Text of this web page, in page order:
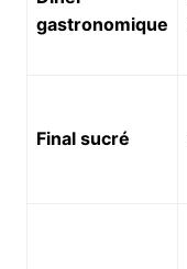
gastronomique
Final sucré